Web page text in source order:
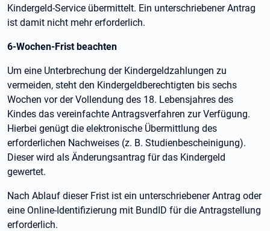
Kindergeld-Service übermittelt. Ein unterschriebener Antrag
ist damit nicht mehr erforderlich.
6-Wochen-Frist beachten
Um eine Unterbrechung der Kindergeldzahlungen zu
vermeiden, steht den Kindergeldberechtigten bis sechs
Wochen vor der Vollendung des 18. Lebensjahres des
Kindes das vereinfachte Antragsverfahren zur Verfügung.
Hierbei genügt die elektronische Übermittlung des
erforderlichen Nachweises (z. B. Studienbescheinigung).
Dieser wird als Änderungsantrag für das Kindergeld
gewertet.
Nach Ablauf dieser Frist ist ein unterschriebener Antrag oder
eine Online-Identifizierung mit BundID für die Antragstellung
erforderlich.